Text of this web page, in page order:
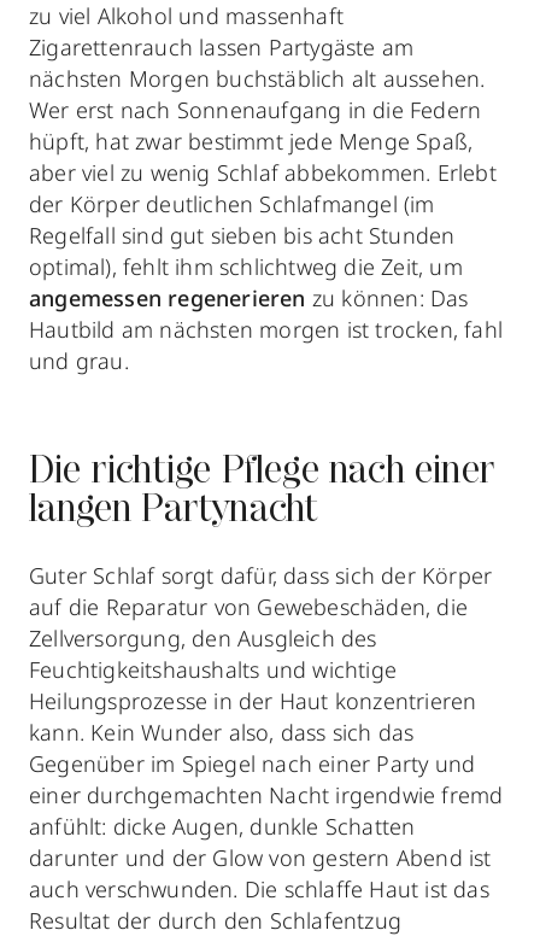
zu viel Alkohol und massenhaft
Zigarettenrauch lassen Partygäste am
nächsten Morgen buchstäblich alt aussehen.
Wer erst nach Sonnenaufgang in die Federn
hüpft, hat zwar bestimmt jede Menge Spaß,
aber viel zu wenig Schlaf abbekommen. Erlebt
der Körper deutlichen Schlafmangel (im
Regelfall sind gut sieben bis acht Stunden
optimal), fehlt ihm schlichtweg die Zeit, um
angemessen regenerieren zu können: Das
Hautbild am nächsten morgen ist trocken, fahl
und grau.
Die richtige Pflege nach einer
langen Partynacht
Guter Schlaf sorgt dafür, dass sich der Körper
auf die Reparatur von Gewebeschäden, die
Zellversorgung, den Ausgleich des
Feuchtigkeitshaushalts und wichtige
Heilungsprozesse in der Haut konzentrieren
kann. Kein Wunder also, dass sich das
Gegenüber im Spiegel nach einer Party und
einer durchgemachten Nacht irgendwie fremd
anfühlt: dicke Augen, dunkle Schatten
darunter und der Glow von gestern Abend ist
auch verschwunden. Die schlaffe Haut ist das
Resultat der durch den Schlafentzug